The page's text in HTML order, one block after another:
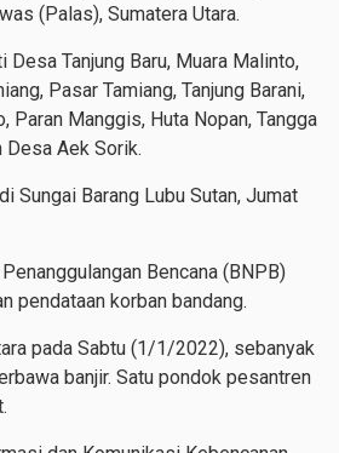
(Palas), Sumatera Utara.
Tanjung Baru, Muara Malinto,
Pasar Tamiang, Tanjung Barani,
Paran Manggis, Huta Nopan, Tangga
Desa Aek Sorik.
Sungai Barang Lubu Sutan, Jumat
Bencana (BNPB)
pendataan korban bandang.
pada Sabtu (1/1/2022), sebanyak
banjir. Satu pondok pesantren